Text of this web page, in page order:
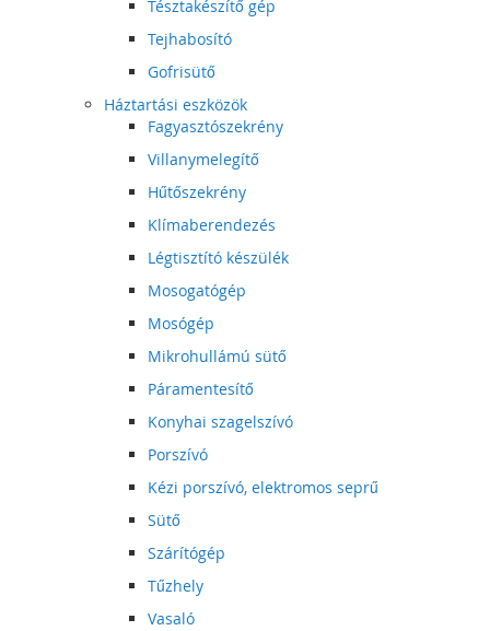
Tésztakészítő gép
Tejhabosító
Gofrisütő
Háztartási eszközök
Fagyasztószekrény
Villanymelegítő
Hűtőszekrény
Klímaberendezés
Légtisztító készülék
Mosogatógép
Mosógép
Mikrohullámú sütő
Páramentesítő
Konyhai szagelszívó
Porszívó
Kézi porszívó, elektromos seprű
Sütő
Szárítógép
Tűzhely
Vasaló